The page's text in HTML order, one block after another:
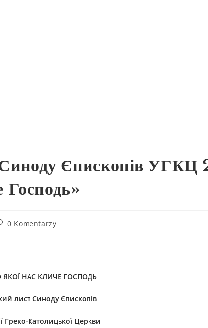
Єпископів УГКЦ
Господь»
0 Komentarzy
ЯКОЇ НАС КЛИЧЕ ГОСПОДЬ
лист Синоду Єпископів
Греко-Католицької Церкви